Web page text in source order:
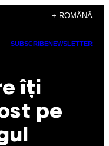
+ ROMÂNĂ
SUBSCRIBENEWSLETTER
îți
pe